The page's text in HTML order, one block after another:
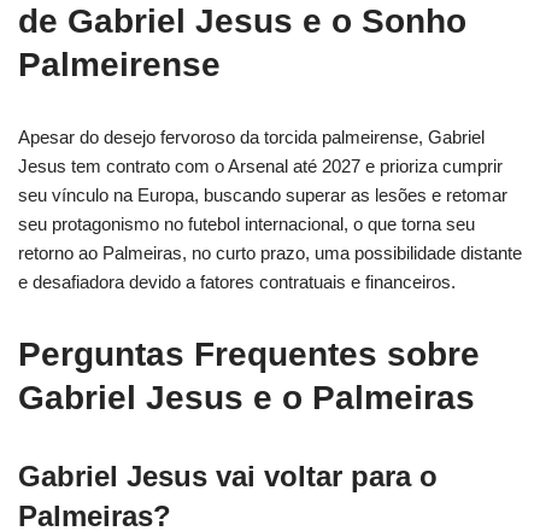
de Gabriel Jesus e o Sonho
Palmeirense
Apesar do desejo fervoroso da torcida palmeirense, Gabriel
Jesus tem contrato com o Arsenal até 2027 e prioriza cumprir
seu vínculo na Europa, buscando superar as lesões e retomar
seu protagonismo no futebol internacional, o que torna seu
retorno ao Palmeiras, no curto prazo, uma possibilidade distante
e desafiadora devido a fatores contratuais e financeiros.
Perguntas Frequentes sobre
Gabriel Jesus e o Palmeiras
Gabriel Jesus vai voltar para o
Palmeiras?